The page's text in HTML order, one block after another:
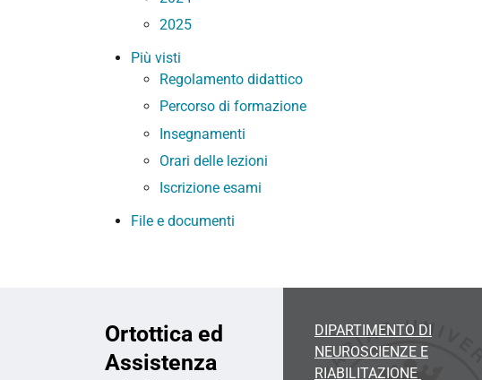
2025
Più visti
Regolamento didattico
Percorso di formazione
Insegnamenti
Orari delle lezioni
Iscrizione esami
File e documenti
Ortottica ed
Assistenza
DIPARTIMENTO DI
NEUROSCIENZE E
RIABILITAZIONE